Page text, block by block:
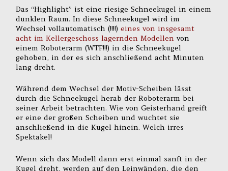
Das “Highlight” ist eine riesige Schneekugel in einem
dunklen Raum. In diese Schneekugel wird im
Wechsel vollautomatisch (!!!!)eines von insgesamt
acht im Kellergeschoss lagernden Modellen von
einem Roboterarm (WTF!!!) in die Schneekugel
gehoben, in der es sich anschließend acht Minuten
lang dreht.
Während dem Wechsel der Motiv-Scheiben lässt
durch die Schneekugel herab der Roboterarm bei
seiner Arbeit betrachten. Wie von Geisterhand greift
er eine der großen Scheiben und wuchtet sie
anschließend in die Kugel hinein. Welch irres
Spektakel!
Wenn sich das Modell dann erst einmal sanft in der
Kugel dreht, werden auf den Leinwänden, die den